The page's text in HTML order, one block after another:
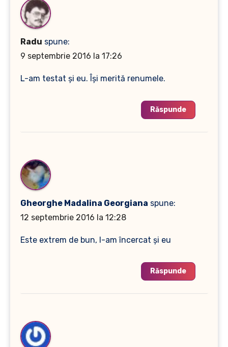
Radu spune:
9 septembrie 2016 la 17:26
L-am testat şi eu. Îşi merită renumele.
Răspunde
Gheorghe Madalina Georgiana spune:
12 septembrie 2016 la 12:28
Este extrem de bun, l-am încercat și eu
Răspunde